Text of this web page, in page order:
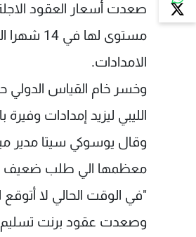
مستوى
الامدادات.
وخسر خام القياس الدولي
الليبي ليزيد إمدادات وفيرة
وقال يوسوكي سيتا مدير
معظمها الي طلب ضعيف من
"في الوقت الحالي لا